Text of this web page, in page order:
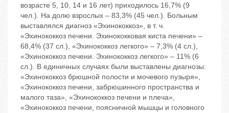
возрасте 5, 10, 14 и 16 лет) приходилось 16,7% (9
чел.). На долю взрослых – 83,3% (45 чел.). Больным
выставлялся диагноз «Эхинококкоз», в т. ч.
«Эхинококкоз печени. Эхинококковая киста печени» –
68,4% (37 сл.), «Эхинококкоз легкого» – 7,3% (4 сл.),
«Эхинококкоз печени. Эхинококкоз легкого» – 11% (6
сл.). В единичных случаях были выставлены диагнозы:
«Эхинококкоз брюшной полости и мочевого пузыря»,
«Эхинококкоз печени, забрюшинного пространства и
малого таза», «Эхинококкоз печени и плеча»,
«Эхинококкоз печени, поясничной мышцы и головного